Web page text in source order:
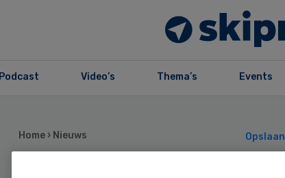
Podcast Video’s Thema’s Events
Home › Nieuws Opslaan